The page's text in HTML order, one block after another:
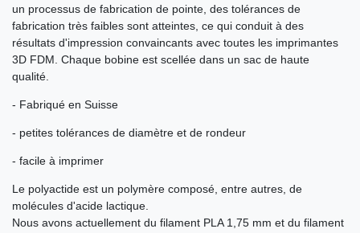
un processus de fabrication de pointe, des tolérances de
fabrication très faibles sont atteintes, ce qui conduit à des
résultats d'impression convaincants avec toutes les imprimantes
3D FDM. Chaque bobine est scellée dans un sac de haute
qualité.
- Fabriqué en Suisse
- petites tolérances de diamètre et de rondeur
- facile à imprimer
Le polyactide est un polymère composé, entre autres, de
molécules d'acide lactique.
Nous avons actuellement du filament PLA 1,75 mm et du filament